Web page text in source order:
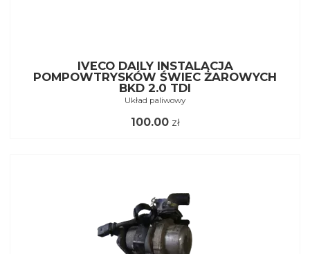
IVECO DAILY INSTALACJA
POMPOWTRYSKÓW ŚWIEC ŻAROWYCH
BKD 2.0 TDI
Układ paliwowy
100.00zł